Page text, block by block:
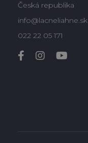
Česká republika
info@lacneliahne.sk
022 22 05 171